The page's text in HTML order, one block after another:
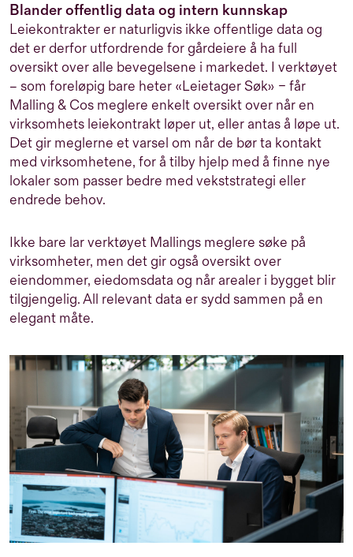
Blander offentlig data og intern kunnskap
Leiekontrakter er naturligvis ikke offentlige data og
det er derfor utfordrende for gårdeiere å ha full
oversikt over alle bevegelsene i markedet. I verktøyet
– som foreløpig bare heter «Leietager Søk» – får
Malling & Cos meglere enkelt oversikt over når en
virksomhets leiekontrakt løper ut, eller antas å løpe ut.
Det gir meglerne et varsel om når de bør ta kontakt
med virksomhetene, for å tilby hjelp med å finne nye
lokaler som passer bedre med vekststrategi eller
endrede behov.
Ikke bare lar verktøyet Mallings meglere søke på
virksomheter, men det gir også oversikt over
eiendommer, eiedomsdata og når arealer i bygget blir
tilgjengelig. All relevant data er sydd sammen på en
elegant måte.